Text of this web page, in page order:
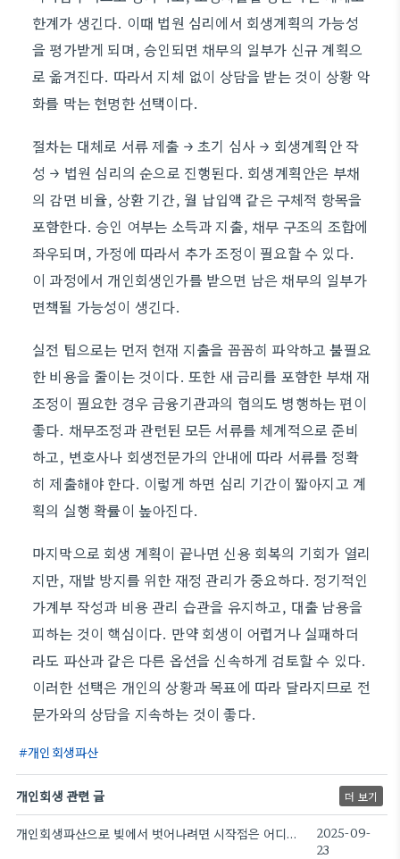
한계가 생긴다. 이때 법원 심리에서 회생계획의 가능성
을 평가받게 되며, 승인되면 채무의 일부가 신규 계획으
로 옮겨진다. 따라서 지체 없이 상담을 받는 것이 상황 악
화를 막는 현명한 선택이다.
절차는 대체로 서류 제출 → 초기 심사 → 회생계획안 작
성 → 법원 심리의 순으로 진행된다. 회생계획안은 부채
의 감면 비율, 상환 기간, 월 납입액 같은 구체적 항목을
포함한다. 승인 여부는 소득과 지출, 채무 구조의 조합에
좌우되며, 가정에 따라서 추가 조정이 필요할 수 있다.
이 과정에서 개인회생인가를 받으면 남은 채무의 일부가
면책될 가능성이 생긴다.
실전 팁으로는 먼저 현재 지출을 꼼꼼히 파악하고 불필요
한 비용을 줄이는 것이다. 또한 새 금리를 포함한 부채 재
조정이 필요한 경우 금융기관과의 협의도 병행하는 편이
좋다. 채무조정과 관련된 모든 서류를 체계적으로 준비
하고, 변호사나 회생전문가의 안내에 따라 서류를 정확
히 제출해야 한다. 이렇게 하면 심리 기간이 짧아지고 계
획의 실행 확률이 높아진다.
마지막으로 회생 계획이 끝나면 신용 회복의 기회가 열리
지만, 재발 방지를 위한 재정 관리가 중요하다. 정기적인
가계부 작성과 비용 관리 습관을 유지하고, 대출 남용을
피하는 것이 핵심이다. 만약 회생이 어렵거나 실패하더
라도 파산과 같은 다른 옵션을 신속하게 검토할 수 있다.
이러한 선택은 개인의 상황과 목표에 따라 달라지므로 전
문가와의 상담을 지속하는 것이 좋다.
개인회생파산
개인회생 관련 글 더 보기
개인회생파산으로 빚에서 벗어나려면 시작점은 어디일까
2025-09-
23